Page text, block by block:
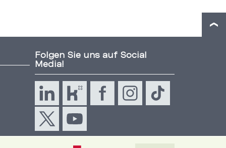
Folgen Sie uns auf Social
Media!